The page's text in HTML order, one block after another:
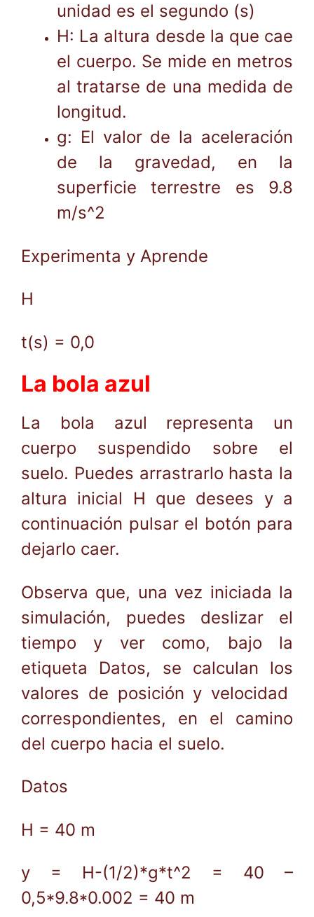
unidad es el segundo (s)
H: La altura desde la que cae
el cuerpo. Se mide en metros
al tratarse de una medida de
longitud.
g: El valor de la aceleración
de la gravedad, en la
superficie terrestre es 9.8
m/s^2
Experimenta y Aprende
H
t(s) = 0,0
La bola azul
La bola azul representa un
cuerpo suspendido sobre el
suelo. Puedes arrastrarlo hasta la
altura inicial H que desees y a
continuación pulsar el botón para
dejarlo caer.
Observa que, una vez iniciada la
simulación, puedes deslizar el
tiempo y ver como, bajo la
etiqueta Datos, se calculan los
valores de posición y velocidad
correspondientes, en el camino
del cuerpo hacia el suelo.
Datos
H = 40 m
y = H-(1/2)*g*t^2 = 40 –
0,5*9.8*0.002 = 40 m